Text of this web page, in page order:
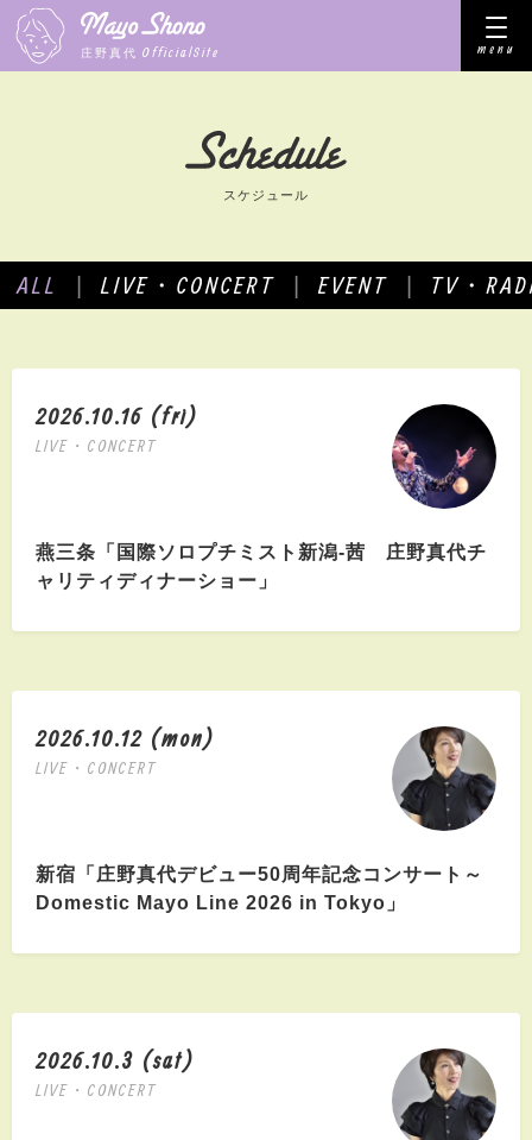
庄野真代 OfficialSite
スケジュール
ALL LIVE・CONCERT EVENT TV・
2026.10.16 (fri)
LIVE・CONCERT
燕三条「国際ソロプチミスト新潟-茜 庄野真代チ
ャリティディナーショー」
2026.10.12 (mon)
LIVE・CONCERT
新宿「庄野真代デビュー50周年記念コンサート～
Domestic Mayo Line 2026 in Tokyo」
2026.10.3 (sat)
LIVE・CONCERT
menu